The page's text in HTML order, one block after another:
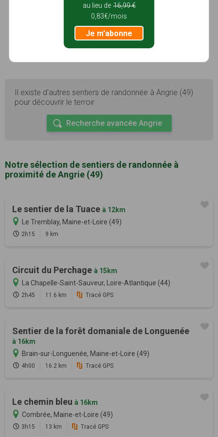
que la partie gauche et l'escalier central du
bâtiment principal. En 1603, la propriété est saisie,
puis vendue àScipion Sardini...
Voir le site
Il existe d'autres sentiers de randonnée à Angrie (49)
pour découvrir le terroir
Recherche avancée Angrie
Notre sélection de sentiers de randonnée à
proximité de Angrie (49)
Le sentier de la Tuace à 12km
Le Tremblay, Maine-et-Loire (49)
2h15 9 km
Circuit du Perchage à 15km
La Chapelle-Saint-Sauveur, Loire-Atlantique (44)
2h45 11.6 km Tracé GPS
Sentier de la forêt domaniale de Longuenée
à 16km
Brain-sur-Longuenée, Maine-et-Loire (49)
4h00 16.2 km Tracé GPS
Le chemin bleu à 16km
Combrée, Maine-et-Loire (49)
3h15 13 km Tracé GPS
au lieu de 16,99 €
0,83€/mois
Je m'abonne